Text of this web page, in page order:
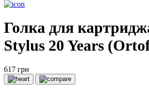
Голка для
Stylus 20 Years
617 грн